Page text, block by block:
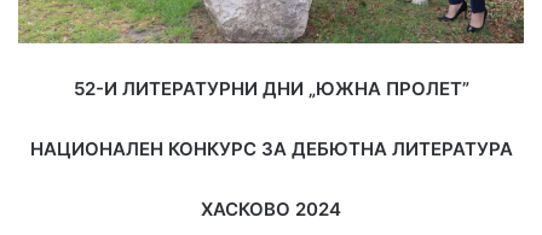
52-И ЛИТЕРАТУРНИ ДНИ „ЮЖНА ПРОЛЕТ”
НАЦИОНАЛЕН КОНКУРС ЗА ДЕБЮТНА ЛИТЕРАТУРА
ХАСКОВО 2024